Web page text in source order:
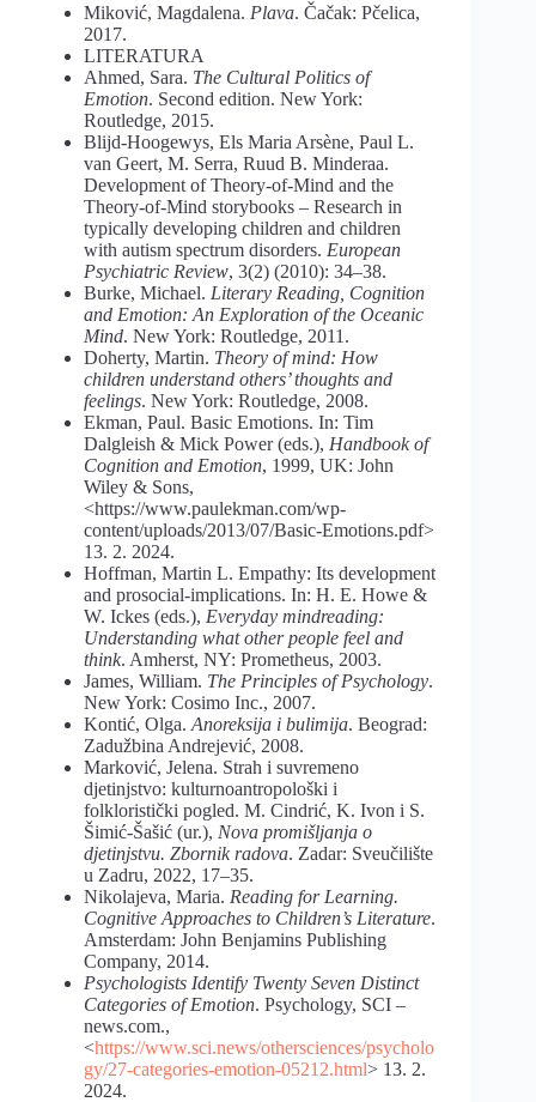
Miković, Magdalena. Plava. Čačak: Pčelica,
2017.
LITERATURA
Ahmed, Sara. The Cultural Politics of
Emotion. Second edition. New York:
Routledge, 2015.
Blijd-Hoogewys, Еls Maria Arsène, Paul L.
van Geert, M. Serra, Ruud B. Minderaa.
Development of Theory-of-Mind and the
Theory-of-Mind storybooks – Research in
typically developing children and children
with autism spectrum disorders. European
Psychiatric Review, 3(2) (2010): 34–38.
Burke, Michael. Literary Reading, Cognition
and Emotion: An Exploration of the Oceanic
Mind. New York: Routledge, 2011.
Doherty, Martin. Theory of mind: How
children understand others’ thoughts and
feelings. New York: Routledge, 2008.
Ekman, Paul. Basic Emotions. In: Tim
Dalgleish & Mick Power (eds.), Handbook of
Cognition and Emotion, 1999, UK: John
Wiley & Sons,
<https://www.paulekman.com/wp-
content/uploads/2013/07/Basic-Emotions.pdf>
13. 2. 2024.
Hoffman, Martin L. Empathy: Its development
and prosocial-implications. In: H. E. Howe &
W. Ickes (eds.), Everyday mindreading:
Understanding what other people feel and
think. Amherst, NY: Prometheus, 2003.
James, William. The Principles of Psychology.
New York: Cosimo Inc., 2007.
Kontić, Olga. Anoreksija i bulimija. Beograd:
Zadužbina Andrejević, 2008.
Marković, Jelena. Strah i suvremeno
djetinjstvo: kulturnoantropološki i
folkloristički pogled. M. Cindrić, K. Ivon i S.
Šimić-Šašić (ur.), Nova promišljanja o
djetinjstvu. Zbornik radova. Zadar: Sveučilište
u Zadru, 2022, 17–35.
Nikolajeva, Maria. Reading for Learning.
Cognitive Approaches to Children’s Literature.
Amsterdam: John Benjamins Publishing
Company, 2014.
Psychologists Identify Twenty Seven Distinct
Categories of Emotion. Psychology, SCI –
news.com.,
<https://www.sci.news/othersciences/psycholo
gy/27-categories-emotion-05212.html> 13. 2.
2024.